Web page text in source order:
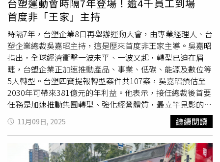
根據市場估算，泛寶佳體系建商恐有約80家的規模，不過，
去年「寶佳們」面對市場盤整，推案也明顯轉向保守，較前
年少推了19案，推案戶數減少近2成，在銷售策略上也做出
因應，旗下多案規劃降價15%至20%。像是桃園客運園區即
舉辦8案聯合促銷活動，大動作舉行園遊會 、邀請樂團表
演，並推出賞屋送園遊券的讓利行銷，甚至還有「2字頭」
的特惠廣告戶搶市，為周邊中小型推案建商帶來十足壓力。
去年推案戶數大減的還有興富發及富宇，2024年這兩家建
商推案戶數都站上5000戶以上，去年只剩下1,823戶及
1,099戶，減幅達68%及78%；若以總銷金額來看，兩建商
同樣是腰斬，富宇更是因此跌出榜外。去年市況不佳，興富
發推案量大減，住宅案僅以總銷98億元的「悦讀耶魯」最為
指標。（圖／林榮芳攝）根據興富發提供資料，今年新推案
台塑運動會時隔7年登場！逾4千員工到場
首度非「王家」主持
時隔7年，台塑企業8日再舉辦運動大會，由專業經理人、台
塑企業總裁吳嘉昭主持，這是歷來首度非王家主導。吳嘉昭
指出，全球經濟衝擊一波未平、一波又起，轉型已迫在眉
睫，台塑企業正加速推動產品、事業、低碳、能源及數位等
5大轉型。台塑四寶提報轉型案件共107案，吳嘉昭預估至
2030年可帶來381億元的年利益。他表示，接任總裁後首要
任務是加速推動集團轉型、強化經營體質，最立竿見影的部
分，就是產品高值化。台塑企業運動會以往是2年舉辦一
次，從創辦人王永慶、王永在便親自主持，是集團重要的團
結活動，但受新冠疫情影響已停辦7年，今年恢復舉辦。昨
日台塑企業管理中心主委王文淵、常委王瑞華、王瑞瑜、長
11月09日, 2025 繼續閱讀